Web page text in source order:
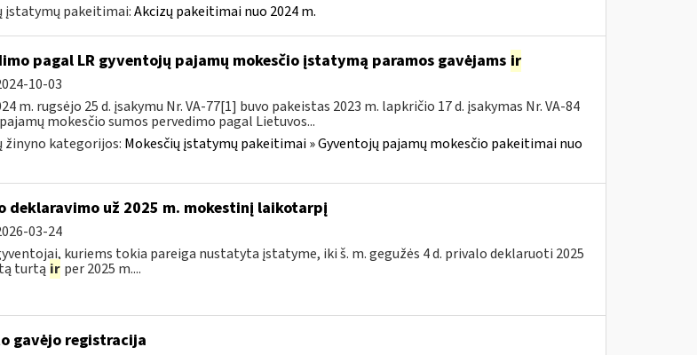
įstatymų pakeitimai:Akcizų pakeitimai nuo 2024 m.
pagal LR gyventojų pajamų mokesčio įstatymą paramos gavėjams ir
10-03
m. rugsėjo 25 d. įsakymu Nr. VA-77[1] buvo pakeistas 2023 m. lapkričio 17 d. įsakymas Nr. VA-84
mokesčio sumos pervedimo pagal Lietuvos...
žinyno kategorijos: Mokesčių įstatymų pakeitimai » Gyventojų pajamų mokesčio pakeitimai nuo
už 2025 m. mokestinį laikotarpį
03-24
kuriems tokia pareiga nustatyta įstatyme, iki š. m. gegužės 4 d. privalo deklaruoti 2025
turtą ir per 2025 m....
gavėjo registracija